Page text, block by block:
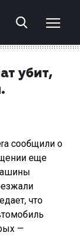
убит,
сообщили о
еще
что
—